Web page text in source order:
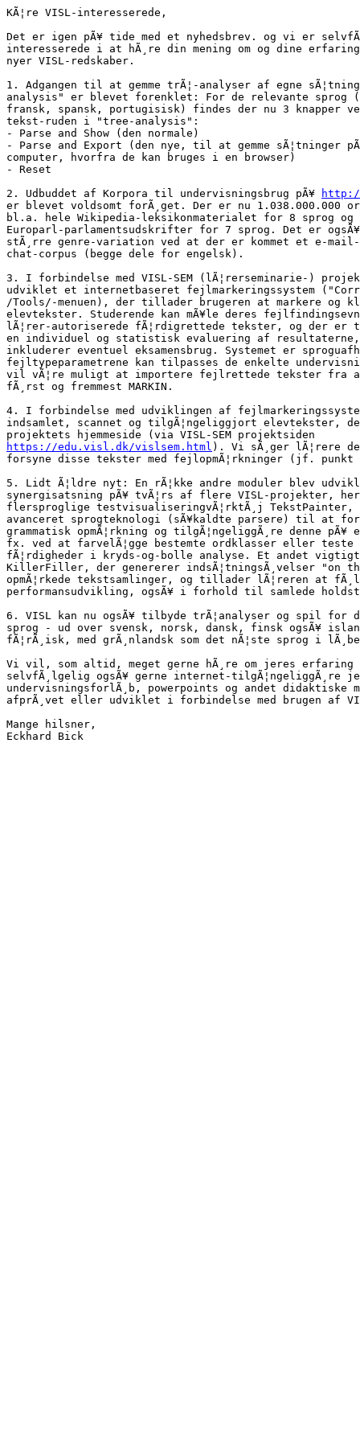
KÃ¦re VISL-interesserede,
Det er igen pÃ¥ tide med et nyhedsbrev. og vi er
interesserede i at hÃ¸re din mening om og dine
nyer VISL-redskaber.
1. Adgangen til at gemme trÃ¦-analyser af egne
analysis" er blevet forenklet: For de relevante sprog
fransk, spansk, portugisisk) findes der nu 3 knapper
tekst-ruden i "tree-analysis":
- Parse and Show (den normale)
- Parse and Export (den nye, til at gemme sÃ¦tninger
computer, hvorfra de kan bruges i en browser)
- Reset
2. Udbuddet af Korpora til undervisningsbrug pÃ¥
er blevet voldsomt forÃ¸get. Der er nu
bl.a. hele Wikipedia-leksikonmaterialet for 8 sprog og
Europarl-parlamentsudskrifter for 7 sprog. Det er
stÃ¸rre genre-variation ved at der er kommet et e-
chat-corpus (begge dele for engelsk).
3. I forbindelse med VISL-SEM (lÃ¦rerseminarie-)
udviklet et internetbaseret fejlmarkeringssystem
/Tools/-menuen), der tillader brugeren at markere
elevtekster. Studerende kan mÃ¥le deres
lÃ¦rer-autoriserede fÃ¦rdigrettede tekster, og der er
en individuel og statistisk evaluering af resultaterne,
inkluderer eventuel eksamensbrug. Systemet er
fejltypeparametrene kan tilpasses de enkelte
vil vÃ¦re muligt at importere fejlrettede tekster fra
fÃ¸rst og fremmest MARKIN.
4. I forbindelse med udviklingen af
indsamlet, scannet og tilgÃ¦ngeliggjort elevtekster,
https://edu.visl.dk/vislsem.html ). Vi sÃ¸ger lÃ¦rere
forsyne disse tekster med fejlopmÃ¦rkninger (jf.
5. Lidt Ã¦ldre nyt: En rÃ¦kke andre moduler blev
synergisatsning pÃ¥ tvÃ¦rs af flere VISL-projekter,
flersproglige testvisualiseringvÃ¦rktÃ¸j TekstPainter,
avanceret sprogteknologi (sÃ¥kaldte parsere) til at
grammatisk opmÃ¦rkning og tilgÃ¦ngeliggÃ¸re denne
fx. ved at farvelÃ¦gge bestemte ordklasser eller teste
fÃ¦rdigheder i kryds-og-bolle analyse. Et andet vigtigt
KillerFiller, der genererer indsÃ¦tningsÃ¸velser "on
opmÃ¦rkede tekstsamlinger, og tillader lÃ¦reren at
performansudvikling, ogsÃ¥ i forhold til samlede
6. VISL kan nu ogsÃ¥ tilbyde trÃ¦analyser og spil for
sprog - ud over svensk, norsk, dansk, finsk ogsÃ¥
fÃ¦rÃ¸isk, med grÃ¸nlandsk som det nÃ¦ste sprog i
Vi vil, som altid, meget gerne hÃ¸re om jeres erfaring
selvfÃ¸lgelig ogsÃ¥ gerne internet-tilgÃ¦ngeliggÃ¸re
undervisningsforlÃ¸b, powerpoints og andet didaktiske
afprÃ¸vet eller udviklet i forbindelse med brugen af
Mange hilsner,